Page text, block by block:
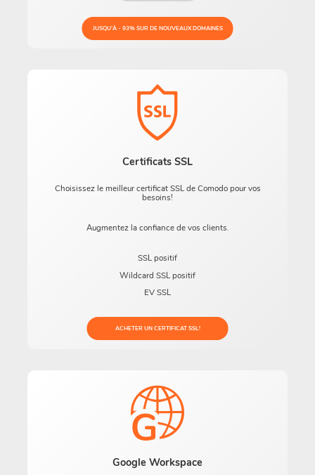
JUSQU'À - 93% SUR DE NOUVEAUX DOMAINES
Certificats SSL
Choisissez le meilleur certificat SSL de Comodo pour vos
besoins!
Augmentez la confiance de vos clients.
SSL positif
Wildcard SSL positif
EV SSL
ACHETER UN CERTIFICAT SSL!
Google Workspace